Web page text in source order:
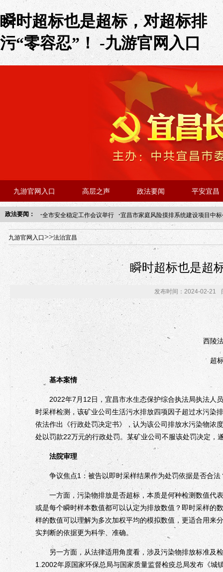
瞬时超标也是超标，对超标排
污“零容忍”！ -九游官网入口
九游官网入口 高层之声 政法要闻 平安宜昌
政法要闻： ·全市安全稳定工作会议举行 ·宜昌市家庭风险摸排系统建设项目中
年“招才兴业”事业单位人才引进·北京站人民大学入校工作提醒
九游官网入口>>法治宜昌
瞬时超标也是超
发布时间：2024-02-21
西陵
超
基本案情
2022年7月12日，宜昌市水生态保护综合执法局执法人
时采样检测，该矿业公司生活污水排放四项因子超过水污染
依法作出《行政处罚决定书》，认为该公司排放水污染物浓
处以罚款22万元的行政处罚。某矿业公司不服该处罚决定，
法院审理
争议焦点1：被告以即时采样结果作为处罚依据是否合法
一方面，污染物排放是否超标，本质是何种检测数值代表
或是每个瞬时样本数值都可以认定为排放数值？即时采样的
样的数值可以理解为多次加权平均的模拟数值，更适合用来
实判断的依据更为科学、准确。
另一方面，从法律适用角度看，涉及污染物排放标准及
1.2002年原国家环保总局与国家质量监督检疫总局发布《